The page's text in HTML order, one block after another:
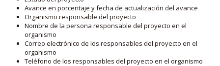
Avance en porcentaje y fecha de actualización del avance
Organismo responsable del proyecto
Nombre de la persona responsable del proyecto en el
organismo
Correo electrónico de los responsables del proyecto en el
organismo
Teléfono de los responsables del proyecto en el organismo